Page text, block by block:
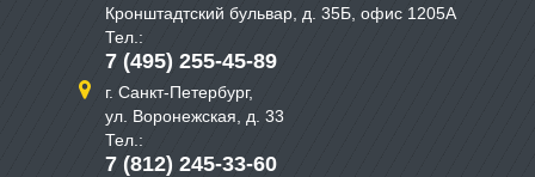
Кронштадтский бульвар, д. 35Б, офис 1205А
Тел.:
7 (495) 255-45-89
г. Санкт-Петербург,
ул. Воронежская, д. 33
Тел.:
7 (812) 245-33-60